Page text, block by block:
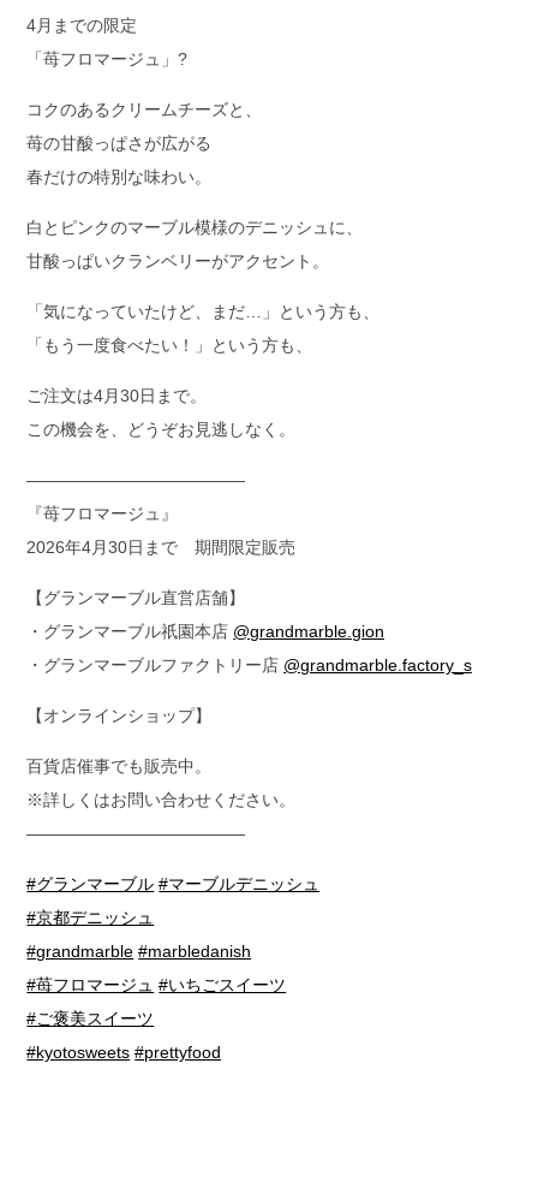
4月までの限定
「苺フロマージュ」?
コクのあるクリームチーズと、
苺の甘酸っぱさが広がる
春だけの特別な味わい。
白とピンクのマーブル模様のデニッシュに、
甘酸っぱいクランベリーがアクセント。
「気になっていたけど、まだ…」という方も、
「もう一度食べたい！」という方も、
ご注文は4月30日まで。
この機会を、どうぞお見逃しなく。
—————————————
『苺フロマージュ』
2026年4月30日まで 期間限定販売
【グランマーブル直営店舗】
・グランマーブル祇園本店 @grandmarble.gion
・グランマーブルファクトリー店 @grandmarble.factory_s
【オンラインショップ】
百貨店催事でも販売中。
※詳しくはお問い合わせください。
—————————————
#グランマーブル #マーブルデニッシュ
#京都デニッシュ
#grandmarble #marbledanish
#苺フロマージュ #いちごスイーツ
#ご褒美スイーツ
#kyotosweets #prettyfood